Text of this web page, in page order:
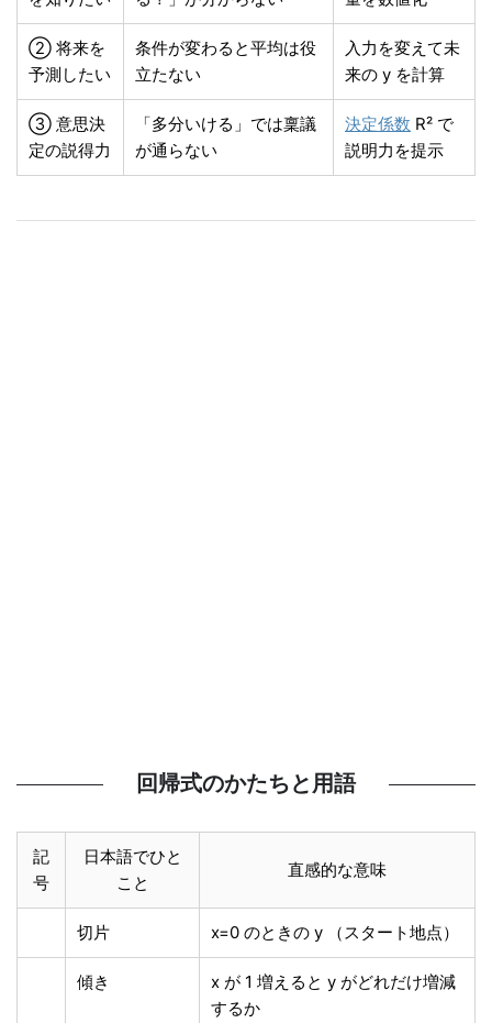
② 将来を
予測したい
条件が変わると平均は役
立たない
入力を変えて未
来の y を計算
③ 意思決
定の説得力
「多分いける」では稟議
が通らない
決定係数 R² で
説明力を提示
回帰式のかたちと用語
記
号
日本語でひと
こと
直感的な意味
切片 x=0 のときの y （スタート地点）
傾き x が 1 増えると y がどれだけ増減
するか